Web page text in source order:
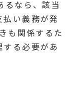
るなら、該当
い義務が発
も関係するた
る必要があ